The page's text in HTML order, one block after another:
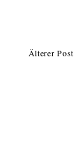
Älterer Post